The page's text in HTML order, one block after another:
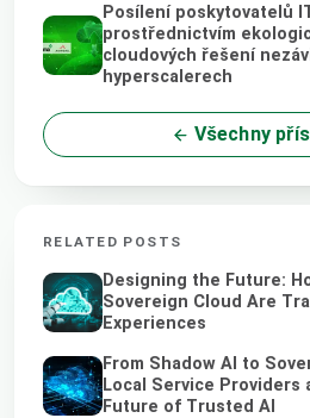
Posílení poskytovatelů
prostřednictvím
cloudových řešení
hyperscalerech
Všechny
RELATED POSTS
Designing the Future:
Sovereign Cloud Are
Experiences
From Shadow AI to
Local Service Providers
Future of Trusted AI